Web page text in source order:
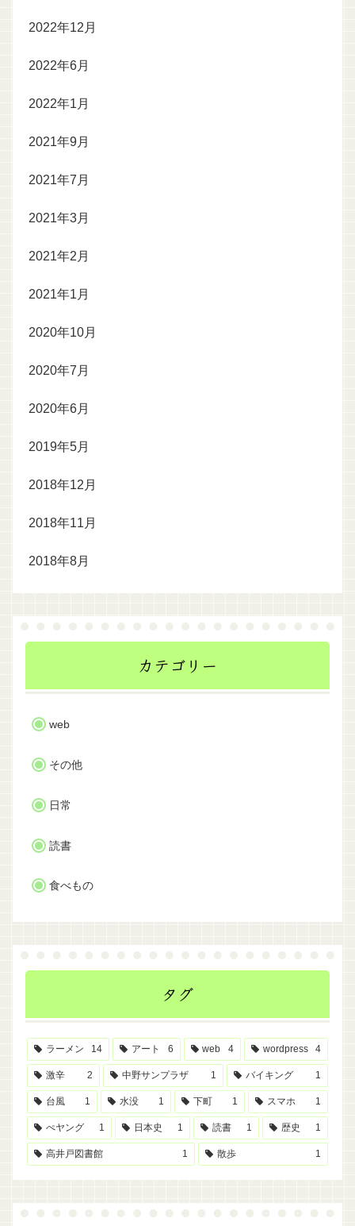
2022年12月
2022年6月
2022年1月
2021年9月
2021年7月
2021年3月
2021年2月
2021年1月
2020年10月
2020年7月
2020年6月
2019年5月
2018年12月
2018年11月
2018年8月
カテゴリー
web
その他
日常
読書
食べもの
タグ
ラーメン 14 アート 6 web 4 wordpress 4
激辛 2 中野サンプラザ 1 バイキング 1
台風 1 水没 1 下町 1 スマホ 1
ぺヤング 1 日本史 1 読書 1 歴史 1
高井戸図書館 1 散歩 1